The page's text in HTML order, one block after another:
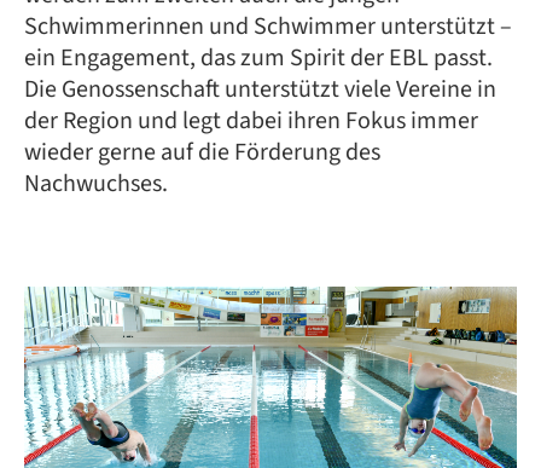
Schwimmerinnen und Schwimmer unterstützt –
ein Engagement, das zum Spirit der EBL passt.
Die Genossenschaft unterstützt viele Vereine in
der Region und legt dabei ihren Fokus immer
wieder gerne auf die Förderung des
Nachwuchses.